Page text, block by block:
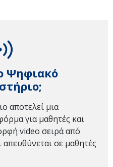
Ψηφιακό
αποτελεί μια
για μαθητές και
video σειρά από
απευθύνεται σε μαθητές